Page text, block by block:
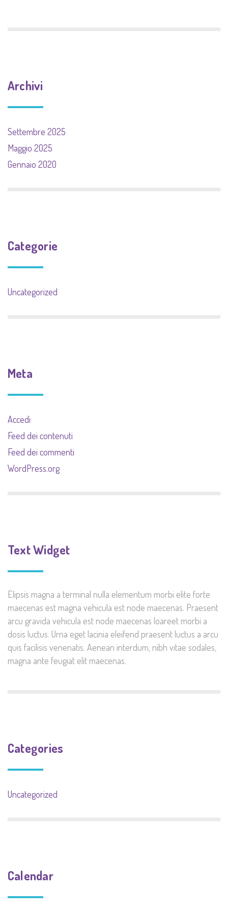
Archivi
Settembre 2025
Maggio 2025
Gennaio 2020
Categorie
Uncategorized
Meta
Accedi
Feed dei contenuti
Feed dei commenti
WordPress.org
Text Widget
Elipsis magna a terminal nulla elementum morbi elite forte
maecenas est magna vehicula est node maecenas. Praesent
arcu gravida vehicula est node maecenas loareet morbi a
dosis luctus. Urna eget lacinia eleifend praesent luctus a arcu
quis facilisis venenatis. Aenean interdum, nibh vitae sodales,
magna ante feugiat elit maecenas.
Categories
Uncategorized
Calendar